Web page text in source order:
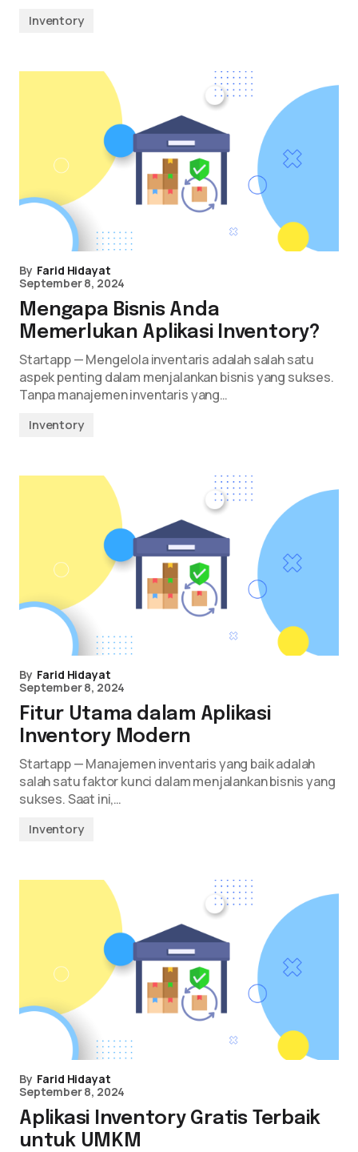
Inventory
By Farid Hidayat
September 8, 2024
Mengapa Bisnis Anda
Memerlukan Aplikasi Inventory?
Startapp — Mengelola inventaris adalah salah satu
aspek penting dalam menjalankan bisnis yang sukses.
Tanpa manajemen inventaris yang…
Inventory
By Farid Hidayat
September 8, 2024
Fitur Utama dalam Aplikasi
Inventory Modern
Startapp — Manajemen inventaris yang baik adalah
salah satu faktor kunci dalam menjalankan bisnis yang
sukses. Saat ini,…
Inventory
By Farid Hidayat
September 8, 2024
Aplikasi Inventory Gratis Terbaik
untuk UMKM